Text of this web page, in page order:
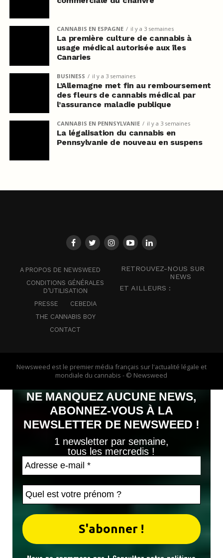
CANNABIS EN ESPAGNE il y a 3 semaines
La première culture de cannabis à
usage médical autorisée aux îles
Canaries
BUSINESS il y a 3 semaines
L’Allemagne met fin au remboursement
des fleurs de cannabis médical par
l’assurance maladie publique
CANNABIS EN PENNSYLVANIE il y a 3 semaines
La légalisation du cannabis en
Pennsylvanie de nouveau en suspens
A PROPOS DE NEWSWEED
CONDITIONS GÉNÉRALES
D’UTILISATION
PRESSE
CEBEDIA
THE CANNABIS BOY
CONTACT
RETROUVEZ-NOUS SUR
NEWS
ET AILLEURS :
Newsweed est le premier média français sur l'actualité légale et
mondiale du cannabis - © Newsweed
NE MANQUEZ AUCUNE NEWS,
ABONNEZ-VOUS À LA
NEWSLETTER DE NEWSWEED !
1 newsletter par semaine,
tous les mercredis !